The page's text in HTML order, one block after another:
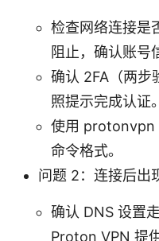
检查网络连接是
阻止，确认账号
确认 2FA（两步
照提示完成认证。
使用 protonvpn
命令格式。
问题 2：连接后出
确认 DNS 设置
Proton VPN 提